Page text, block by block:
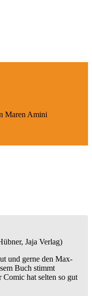
Maren Amini
Jaja Verlag)
und gerne den Max-
Buch stimmt
Comic hat selten so gut